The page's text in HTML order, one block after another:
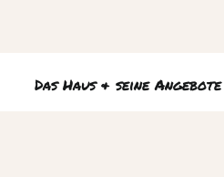
Das Haus & seine Angebote